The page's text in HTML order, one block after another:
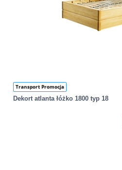
Transport Promocja
Dekort atlanta łóżko 1800 typ 18